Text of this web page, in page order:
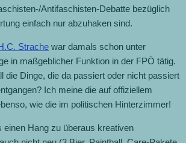
Antifaschisten-Debatte bezüglich
einfach nur abzuhaken sind.
Strache war damals schon unter
in maßgeblicher Funktion in der FPÖ tätig.
die Dinge, die da passiert oder nicht passiert
Ich meine die auf offiziellem
wie die im politischen Hinterzimmer!
Hang zu überaus kreativen